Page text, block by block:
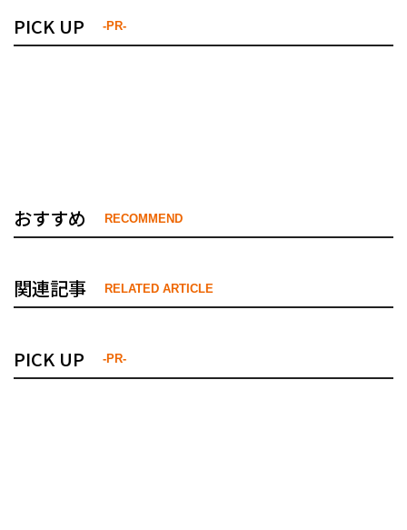
PICK UP -PR-
おすすめ RECOMMEND
関連記事 RELATED ARTICLE
PICK UP -PR-